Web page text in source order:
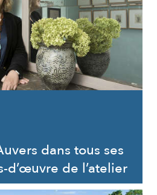
dans tous ses
d’œuvre de l’atelier